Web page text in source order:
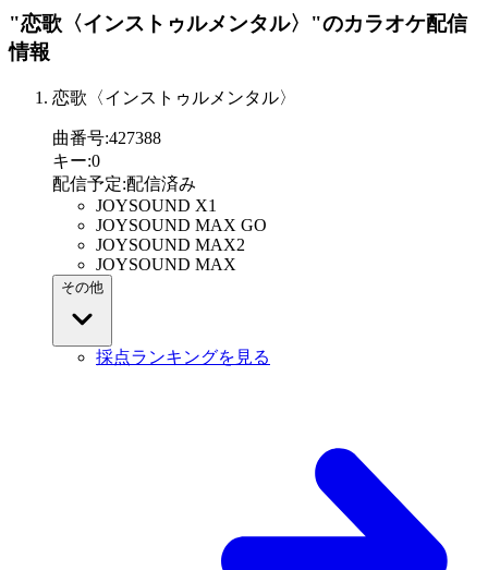
"恋歌〈インストゥルメンタル〉"のカラオケ配信
情報
恋歌〈インストゥルメンタル〉
曲番号:427388
キー:0
配信予定:配信済み
JOYSOUND X1
JOYSOUND MAX GO
JOYSOUND MAX2
JOYSOUND MAX
その他
採点ランキングを見る